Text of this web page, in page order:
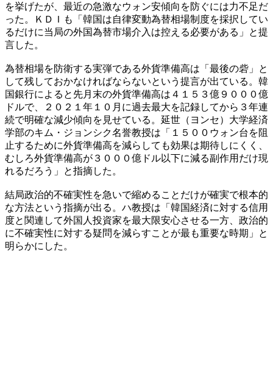
を挙げたが、最近の急激なウォン安傾向を防ぐには力不足だ
った。ＫＤＩも「韓国は自律変動為替相場制度を採択してい
るだけに当局の外国為替市場介入は控える必要がある」と提
言した。
為替相場を防衛する実弾である外貨準備高は「最後の砦」と
して残しておかなければならないという提言が出ている。韓
国銀行によると先月末の外貨準備高は４１５３億９０００億
ドルで、２０２１年１０月に過去最大を記録してから３年連
続で明確な減少傾向を見せている。延世（ヨンセ）大学経済
学部のキム・ジョンシク名誉教授は「１５００ウォン台を阻
止するために外貨準備高を減らしても効果は期待しにくく、
むしろ外貨準備高が３０００億ドル以下に減る副作用だけ現
れるだろう」と指摘した。
結局政治的不確実性を急いで縮めることだけが確実で根本的
な方法という指摘が出る。ハ教授は「韓国経済に対する信用
度と関連して外国人投資家を最大限安心させる一方、政治的
に不確実性に対する疑問を減らすことが最も重要な時期」と
明らかにした。